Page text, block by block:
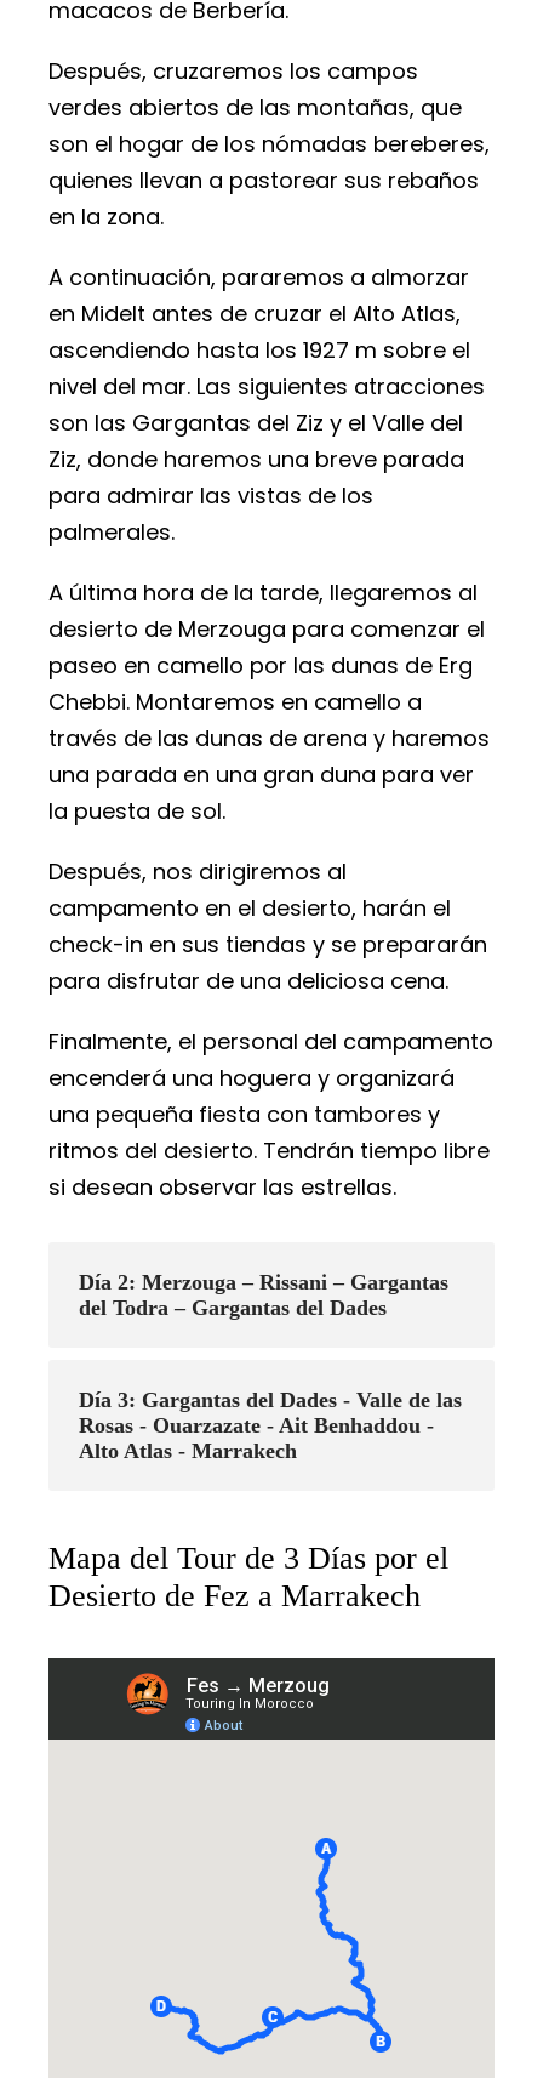
macacos de Berbería.
Después, cruzaremos los campos
verdes abiertos de las montañas, que
son el hogar de los nómadas bereberes,
quienes llevan a pastorear sus rebaños
en la zona.
A continuación, pararemos a almorzar
en Midelt antes de cruzar el Alto Atlas,
ascendiendo hasta los 1927 m sobre el
nivel del mar. Las siguientes atracciones
son las Gargantas del Ziz y el Valle del
Ziz, donde haremos una breve parada
para admirar las vistas de los
palmerales.
A última hora de la tarde, llegaremos al
desierto de Merzouga para comenzar el
paseo en camello por las dunas de Erg
Chebbi. Montaremos en camello a
través de las dunas de arena y haremos
una parada en una gran duna para ver
la puesta de sol.
Después, nos dirigiremos al
campamento en el desierto, harán el
check-in en sus tiendas y se prepararán
para disfrutar de una deliciosa cena.
Finalmente, el personal del campamento
encenderá una hoguera y organizará
una pequeña fiesta con tambores y
ritmos del desierto. Tendrán tiempo libre
si desean observar las estrellas.
Día 2: Merzouga – Rissani – Gargantas
del Todra – Gargantas del Dades
Día 3: Gargantas del Dades - Valle de las
Rosas - Ouarzazate - Ait Benhaddou -
Alto Atlas - Marrakech
Mapa del Tour de 3 Días por el
Desierto de Fez a Marrakech